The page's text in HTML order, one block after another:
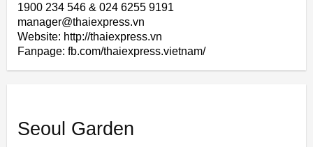
1900 234 546 & 024 6255 9191
manager@thaiexpress.vn
Website: http://thaiexpress.vn
Fanpage: fb.com/thaiexpress.vietnam/
Seoul Garden